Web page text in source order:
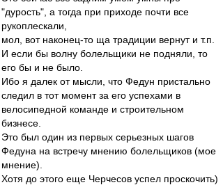
"дурость", а тогда при приходе почти все
рукоплескали,
мол, вот наконец-то ща традиции вернут и т.п.
И если бы волну болельщики не подняли, то
его бы и не было.
Ибо я далек от мысли, что Федун пристально
следил в тот момент за его успехами в
велосипедной команде и строительном
бизнесе.
Это был один из первых серьезных шагов
Федуна на встречу мнению болельщиков (мое
мнение).
Хотя до этого еще Черчесов успел проскочить)